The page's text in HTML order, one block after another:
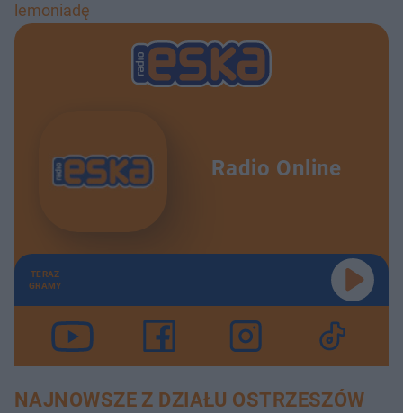
lemoniadę
Radio Online
TERAZ
GRAMY
NAJNOWSZE Z DZIAŁU OSTRZESZÓW